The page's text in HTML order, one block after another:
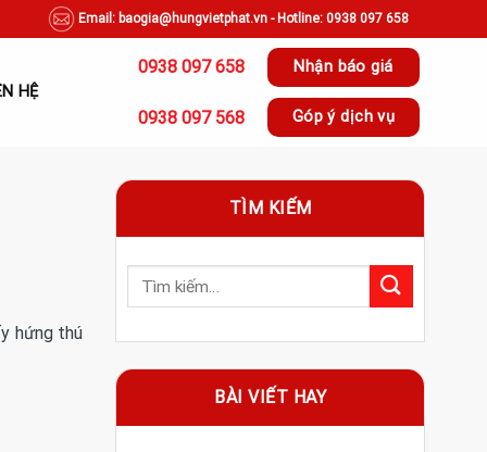
Email: baogia@hungvietphat.vn - Hotline: 0938 097 658
HỆ
0938 097 658 Nhận báo giá
0938 097 568 Góp ý dịch vụ
hứng thú
TÌM KIẾM
BÀI VIẾT HAY